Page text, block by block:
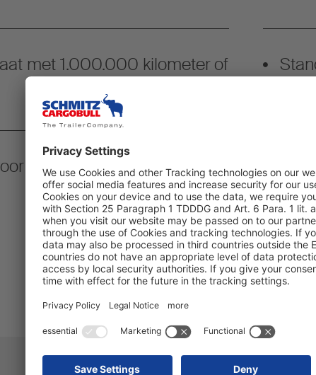
met 1.000.000 kilometer of
een lange levensduur.